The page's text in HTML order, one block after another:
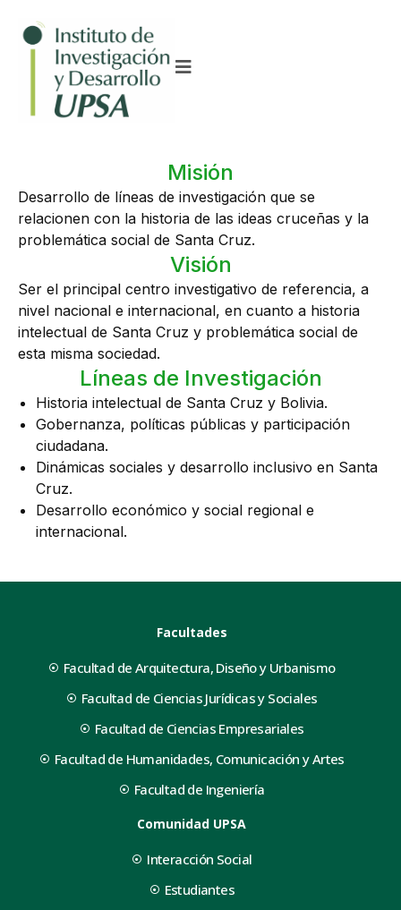
Misión
Desarrollo de líneas de investigación que se
relacionen con la historia de las ideas cruceñas y la
problemática social de Santa Cruz.
Visión
Ser el principal centro investigativo de referencia, a
nivel nacional e internacional, en cuanto a historia
intelectual de Santa Cruz y problemática social de
esta misma sociedad.
Líneas de Investigación
Historia intelectual de Santa Cruz y Bolivia.
Gobernanza, políticas públicas y participación
ciudadana.
Dinámicas sociales y desarrollo inclusivo en Santa
Cruz.
Desarrollo económico y social regional e
internacional.
Facultades
Facultad de Arquitectura, Diseño y Urbanismo
Facultad de Ciencias Jurídicas y Sociales
Facultad de Ciencias Empresariales
Facultad de Humanidades, Comunicación y Artes
Facultad de Ingeniería
Comunidad UPSA
Interacción Social
Estudiantes